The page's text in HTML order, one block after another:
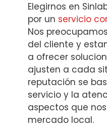
Elegirnos en
por un servicio
Nos
del cliente y
a ofrecer
ajusten a cada
reputación se
servicio y la
aspectos que
mercado local.